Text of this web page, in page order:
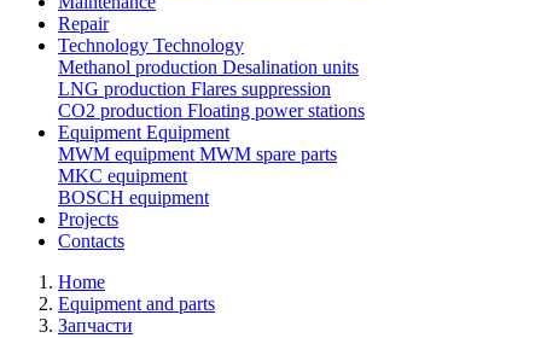
Repair
Technology Technology
Methanol production Desalination units
LNG production Flares suppression
СО2 production Floating power stations
EquipmentEquipment
MWM equipmentMWM spare parts
MKC equipment
BOSCH equipment
Projects
Contacts
Home
Equipment and parts
Запчасти